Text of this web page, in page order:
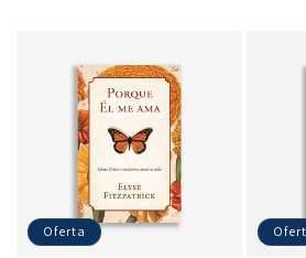
Oferta